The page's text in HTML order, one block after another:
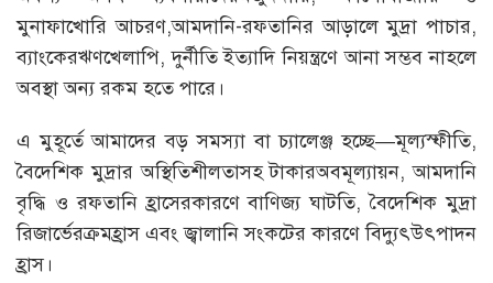
মুনাফাখোরি আচরণ,আমদানি-রফতানির আড়ালে মুদ্রা পাচার,
ব্যাংকেরঋণখেলাপি, দুর্নীতি ইত্যাদি নিয়ন্ত্রণে আনা সম্ভব নাহলে
অবস্থা অন্য রকম হতে পারে।
এ মুহূর্তে আমাদের বড় সমস্যা বা চ্যালেঞ্জ হচ্ছে—মূল্যস্ফীতি,
বৈদেশিক মুদ্রার অস্থিতিশীলতাসহ টাকারঅবমূল্যায়ন, আমদানি
বৃদ্ধি ও রফতানি হ্রাসেরকারণে বাণিজ্য ঘাটতি, বৈদেশিক মুদ্রা
রিজার্ভেরক্রমহ্রাস এবং জ্বালানি সংকটের কারণে বিদ্যুৎউৎপাদন
হ্রাস।